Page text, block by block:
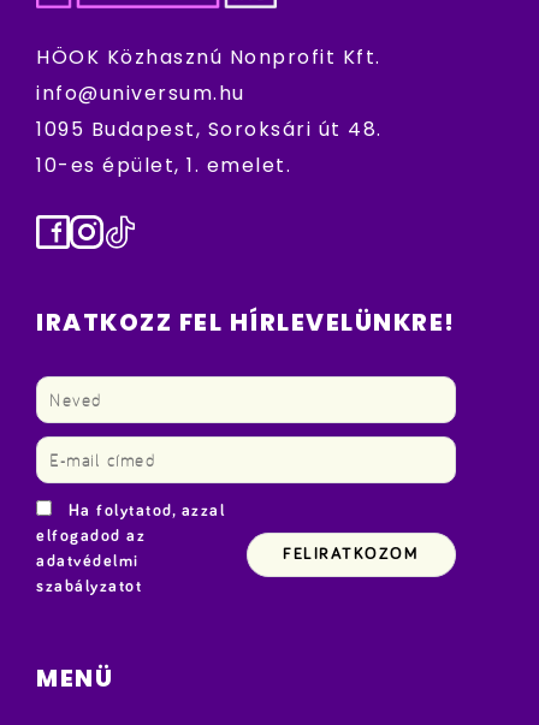
HÖOK Közhasznú Nonprofit Kft.
info@universum.hu
1095 Budapest, Soroksári út 48.
10-es épület, 1. emelet.
Facebook
Instagram
TikTok
IRATKOZZ FEL HÍRLEVELÜNKRE!
Ha folytatod, azzal
elfogadod az
adatvédelmi
szabályzatot
MENÜ